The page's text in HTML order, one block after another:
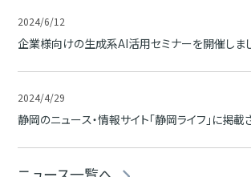
2024/6/12
企業様向けの生成系AI活用セミナーを開催しま
2024/4/29
静岡のニュース・情報サイト「静岡ライフ」に掲載